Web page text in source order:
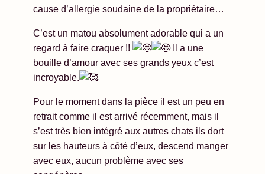
cause d’allergie soudaine de la propriétaire…
C’est un matou absolument adorable qui a un
regard à faire craquer !!
Il a une
bouille d’amour avec ses grands yeux c’est
incroyable.
Pour le moment dans la pièce il est un peu en
retrait comme il est arrivé récemment, mais il
s’est très bien intégré aux autres chats ils dort
sur les hauteurs à côté d’eux, descend manger
avec eux, aucun problème avec ses